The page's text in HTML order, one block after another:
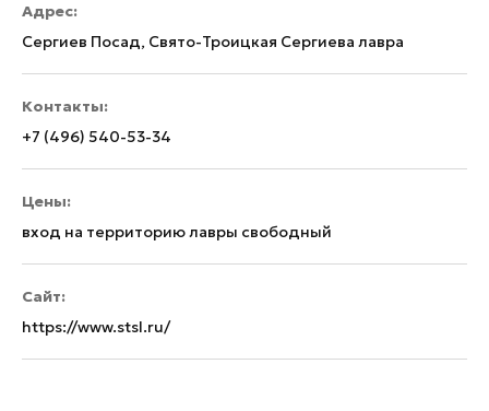
Адрес:
Сергиев Посад, Свято-Троицкая Сергиева лавра
Контакты:
+7 (496) 540-53-34
Цены:
вход на территорию лавры свободный
Сайт:
https://www.stsl.ru/